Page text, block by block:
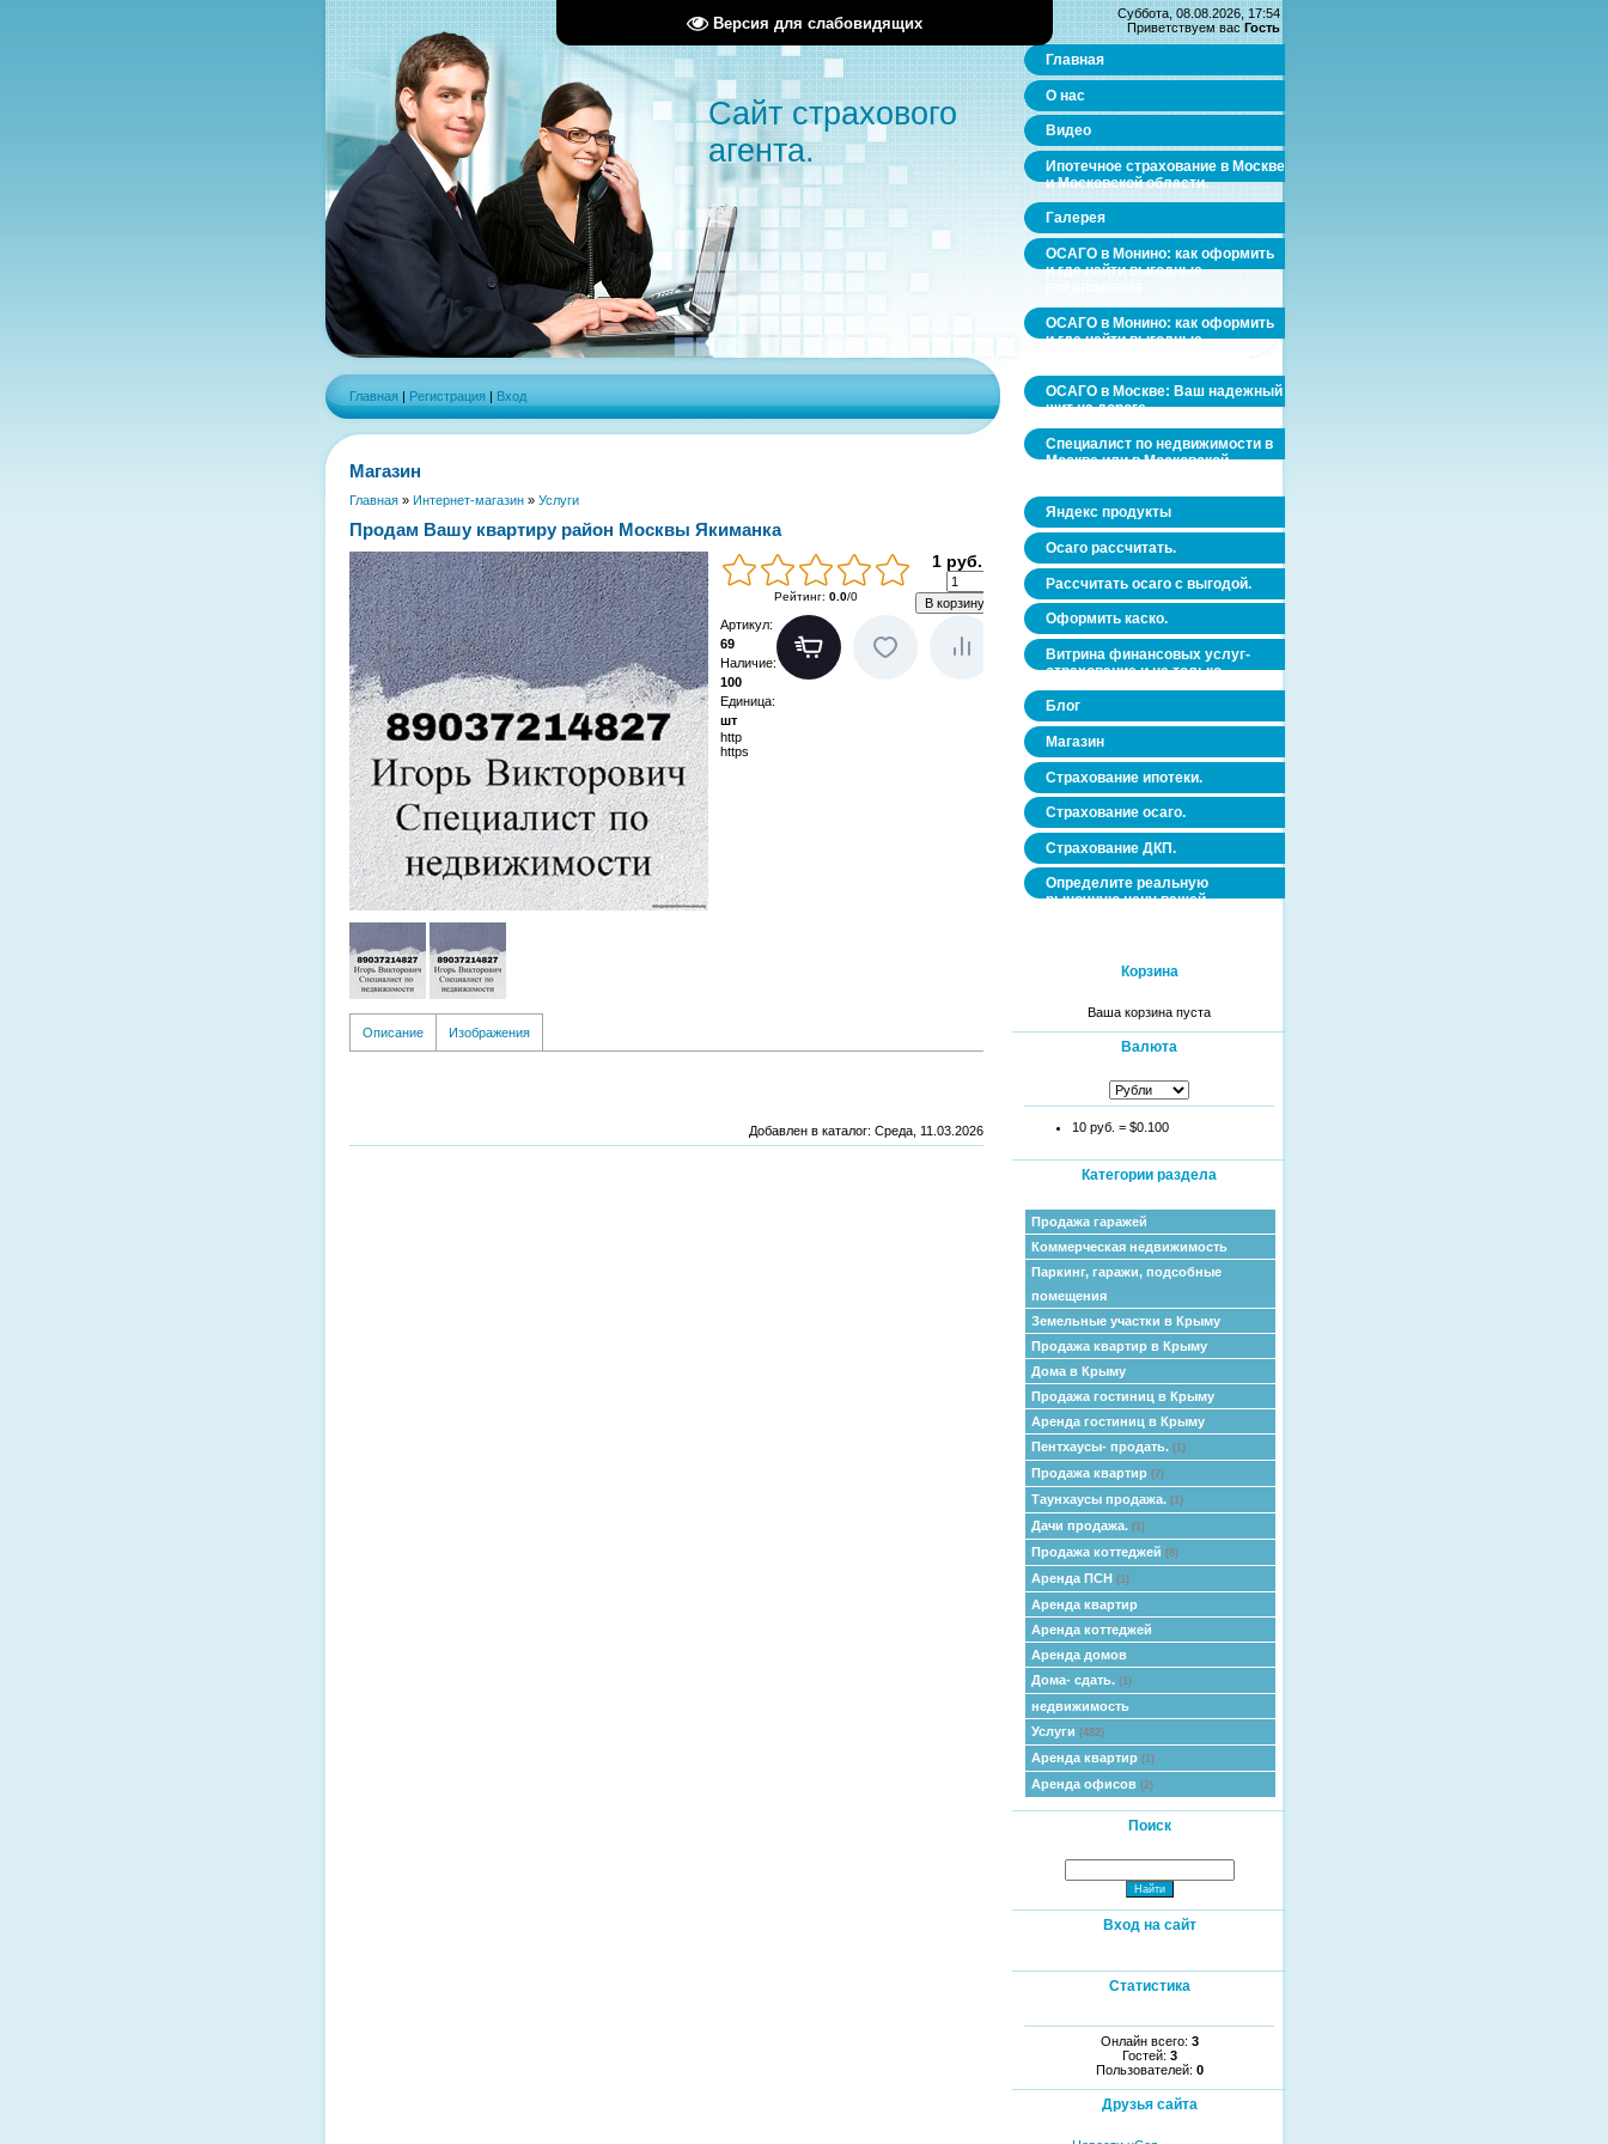
Версия для слабовидящих
Сайт страхового
агента.
Главная | Регистрация | Вход
Магазин
Главная » Интернет-магазин » Услуги
Продам Вашу квартиру район Москвы Якиманка
Рейтинг: 0.0/0
1 руб.
Артикул:
69
Наличие:
100
Единица:
шт
http
https
Описание Изображения
Добавлен в каталог: Среда, 11.03.2026
Суббота, 08.08.2026, 17:54
Приветствуем вас Гость
Главная
О нас
Видео
Ипотечное страхование в Москве
и Московской области.
Галерея
ОСАГО в Монино: как оформить
и где найти выгодные
ОСАГО в Монино: как оформить
и где найти выгодные
ОСАГО в Москве: Ваш надежный
щит на дороге
Специалист по недвижимости в
Москве или в Московской
Яндекс продукты
Осаго рассчитать.
Рассчитать осаго с выгодой.
Оформить каско.
Витрина финансовых услуг-
страхование и не только.
Блог
Магазин
Страхование ипотеки.
Страхование осаго.
Страхование ДКП.
Определите реальную
рыночную цену вашей
Корзина
Ваша корзина пуста
Валюта
10 руб. = $0.100
Категории раздела
Продажа гаражей
Коммерческая недвижимость
Паркинг, гаражи, подсобные
помещения
Земельные участки в Крыму
Продажа квартир в Крыму
Дома в Крыму
Продажа гостиниц в Крыму
Аренда гостиниц в Крыму
Пентхаусы- продать. (1)
Продажа квартир (7)
Таунхаусы продажа. (1)
Дачи продажа. (1)
Продажа коттеджей (8)
Аренда ПСН (1)
Аренда квартир
Аренда коттеджей
Аренда домов
Дома- сдать. (1)
недвижимость
Услуги (482)
Аренда квартир (1)
Аренда офисов (2)
Поиск
Вход на сайт
Статистика
Онлайн всего: 3
Гостей: 3
Пользователей: 0
Друзья сайта